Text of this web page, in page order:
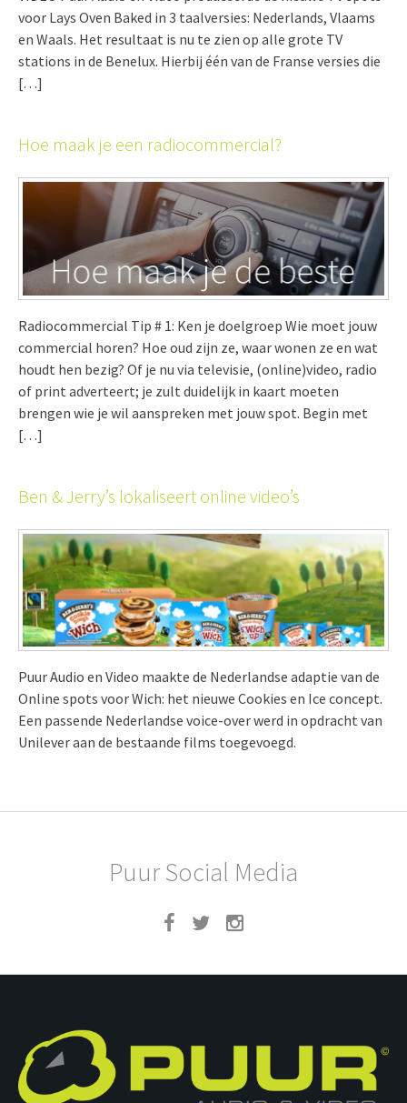
voor Lays Oven Baked in 3 taalversies: Nederlands, Vlaams
en Waals. Het resultaat is nu te zien op alle grote TV
stations in de Benelux. Hierbij één van de Franse versies die
[…]
Hoe maak je een radiocommercial?
Radiocommercial Tip # 1: Ken je doelgroep Wie moet jouw
commercial horen? Hoe oud zijn ze, waar wonen ze en wat
houdt hen bezig? Of je nu via televisie, (online)video, radio
of print adverteert; je zult duidelijk in kaart moeten
brengen wie je wil aanspreken met jouw spot. Begin met
[…]
Ben & Jerry’s lokaliseert online video’s
Puur Audio en Video maakte de Nederlandse adaptie van de
Online spots voor Wich: het nieuwe Cookies en Ice concept.
Een passende Nederlandse voice-over werd in opdracht van
Unilever aan de bestaande films toegevoegd.
Puur Social Media